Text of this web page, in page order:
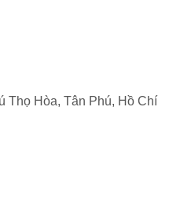
Thọ Hòa, Tân Phú, Hồ Chí